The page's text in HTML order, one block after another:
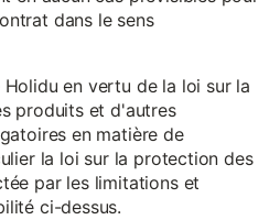
dans le sens
en vertu de la loi sur la
produits et d'autres
en matière de
la loi sur la protection des
par les limitations et
ci-dessus.